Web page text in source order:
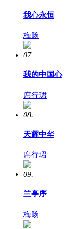
我心永恒
梅旸
07.
我的中国心
席行珺
08.
天耀中华
席行珺
09.
兰亭序
梅旸